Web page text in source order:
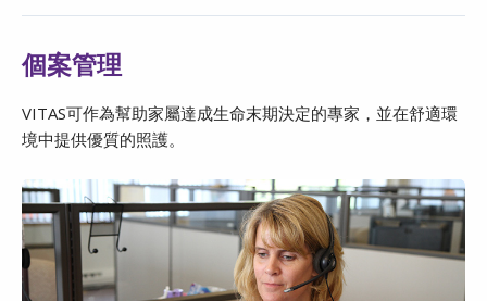
個案管理
VITAS可作為幫助家屬達成生命末期決定的專家，並在舒適環
境中提供優質的照護。